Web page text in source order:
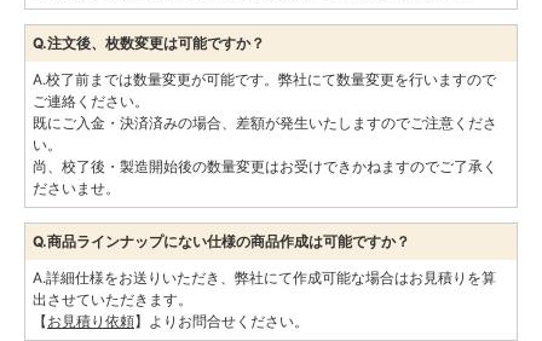
Q.注文後、枚数変更は可能ですか？
A.校了前までは数量変更が可能です。弊社にて数量変更を行いますので
ご連絡ください。
既にご入金・決済済みの場合、差額が発生いたしますのでご注意くださ
い。
尚、校了後・製造開始後の数量変更はお受けできかねますのでご了承く
ださいませ。
Q.商品ラインナップにない仕様の商品作成は可能ですか？
A.詳細仕様をお送りいただき、弊社にて作成可能な場合はお見積りを算
出させていただきます。
【お見積り依頼】よりお問合せください。